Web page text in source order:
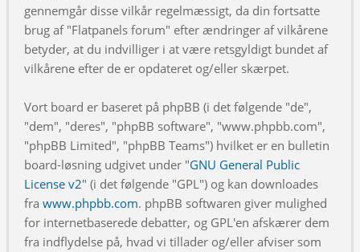
gennemgår disse vilkår regelmæssigt, da din fortsatte
brug af "Flatpanels forum" efter ændringer af vilkårene
betyder, at du indvilliger i at være retsgyldigt bundet af
vilkårene efter de er opdateret og/eller skærpet.
Vort board er baseret på phpBB (i det følgende "de",
"dem", "deres", "phpBB software", "www.phpbb.com",
"phpBB Limited", "phpBB Teams") hvilket er en bulletin
board-løsning udgivet under "GNU General Public
License v2" (i det følgende "GPL") og kan downloades
fra www.phpbb.com. phpBB softwaren giver mulighed
for internetbaserede debatter, og GPL'en afskærer dem
fra indflydelse på, hvad vi tillader og/eller afviser som